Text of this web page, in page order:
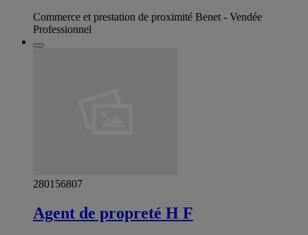
Commerce et prestation de proximité Benet - Vendée
Professionnel
280156807
Agent de propreté H F